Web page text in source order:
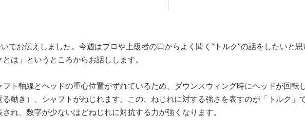
てお伝えしました。今週はプロや上級者の口からよく聞く“トルク”の話をしたいと思
は」というところからお話しします。
フト軸線とヘッドの重心位置がずれているため、ダウンスウィング時にヘッドが回転
る動き）、シャフトがねじれます。この、ねじれに対する強さを表すのが「トルク」
れ、数字が少ないほどねじれに対抗する力が強くなります。